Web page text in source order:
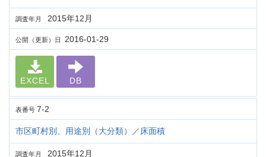
調査年月 2015年12月
公開（更新）日 2016-01-29
EXCEL DB
表番号 7-2
市区町村別、用途別（大分類）／床面積
調査年月 2015年12月